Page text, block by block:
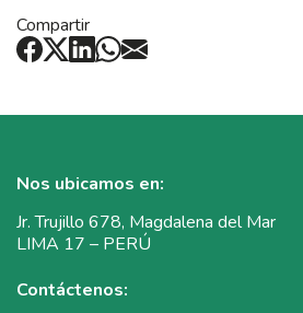
Compartir
Nos ubicamos en:
Jr. Trujillo 678, Magdalena del Mar
LIMA 17 – PERÚ
Contáctenos: